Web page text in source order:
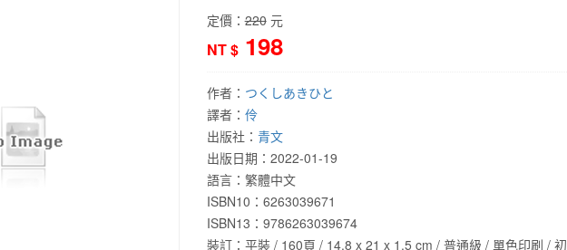
定價：220元
NT $198
作者： つくしあきひと
譯者： 伶
出版社： 青文
出版日期： 2022-01-19
語言： 繁體中文
ISBN10：6263039671
ISBN13： 9786263039674
裝訂：平裝 / 160頁 / 14.8 x 21 x 1.5 cm / 普通級 / 單色印刷 /